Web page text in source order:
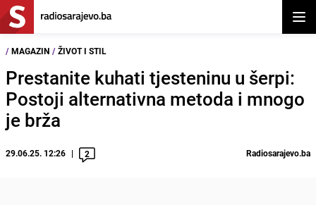
/ MAGAZIN / ŽIVOT I STIL
Prestanite kuhati tjesteninu u šerpi:
Postoji alternativna metoda i mnogo
je brža
29.06.25. 12:26 2 Radiosarajevo.ba